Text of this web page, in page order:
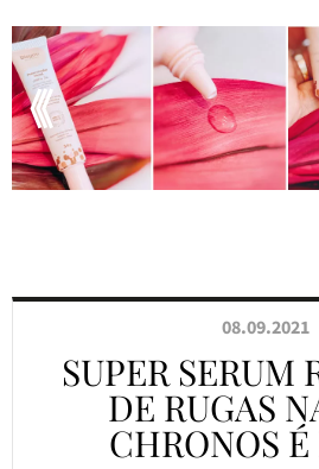
08.09.2021
SUPER SERUM
DE RUGAS
CHRONOS